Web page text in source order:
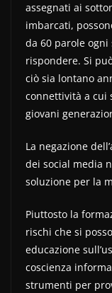
assegnati ai
imbarcati,
da 60 parole
rispondere. Si
ciò sia lontano
connettività a cui
giovani
La negazione
dei social media
soluzione per la
Piuttosto la
rischi che si
educazione
coscienza
strumenti per